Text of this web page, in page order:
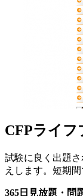
CFPライ
試験に良く出題
えします。短期
365日見放題・問